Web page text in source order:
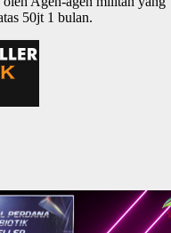
50jt 1 bulan.